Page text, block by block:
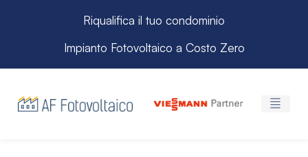
Riqualifica il tuo condominio
Impianto Fotovoltaico a Costo Zero